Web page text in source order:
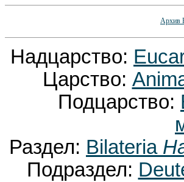
Архив
Надцарство:
Царство:
Подцарство:
Раздел: Bilateria
Подраздел: